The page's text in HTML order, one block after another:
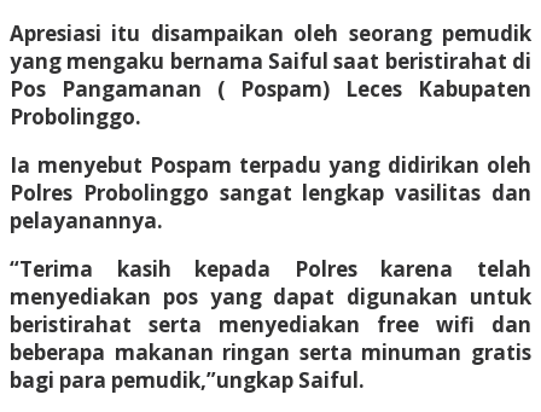
Apresiasi itu disampaikan oleh seorang pemudik
yang mengaku bernama Saiful saat beristirahat di
Pos Pangamanan ( Pospam) Leces Kabupaten
Probolinggo.
Ia menyebut Pospam terpadu yang didirikan oleh
Polres Probolinggo sangat lengkap vasilitas dan
pelayanannya.
“Terima kasih kepada Polres karena telah
menyediakan pos yang dapat digunakan untuk
beristirahat serta menyediakan free wifi dan
beberapa makanan ringan serta minuman gratis
bagi para pemudik,”ungkap Saiful.